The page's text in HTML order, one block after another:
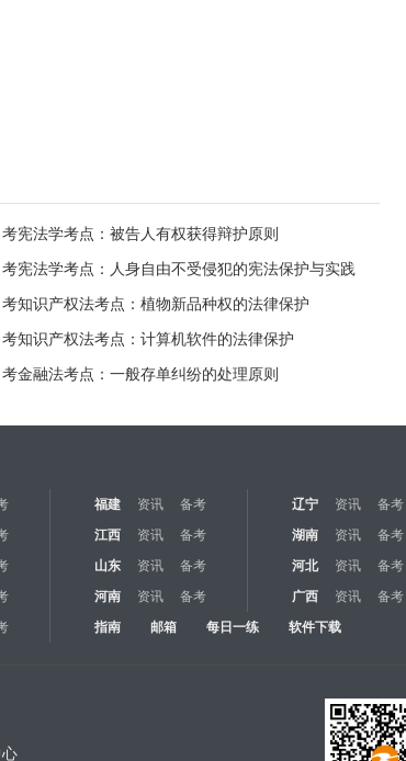
考宪法学考点：被告人有权获得辩护原则
考宪法学考点：人身自由不受侵犯的宪法保护与实践
考知识产权法考点：植物新品种权的法律保护
考知识产权法考点：计算机软件的法律保护
考金融法考点：一般存单纠纷的处理原则
福建 资讯 备考 辽宁 资讯
备考
江西 资讯 备考 湖南 资讯
备考
山东 资讯 备考 河北 资讯
备考
河南 资讯 备考 广西 资讯
备考
指南 邮箱 每日一练 软件下载